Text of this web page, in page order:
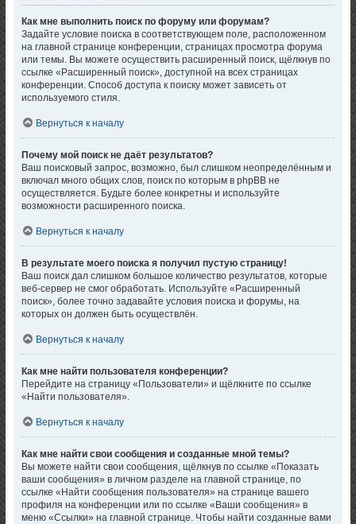
Как мне выполнить поиск по форуму или форумам?
Задайте условие поиска в соответствующем поле, расположенном
на главной странице конференции, страницах просмотра форума
или темы. Вы можете осуществить расширенный поиск, щёлкнув по
ссылке «Расширенный поиск», доступной на всех страницах
конференции. Способ доступа к поиску может зависеть от
используемого стиля.
Вернуться к началу
Почему мой поиск не даёт результатов?
Ваш поисковый запрос, возможно, был слишком неопределённым и
включал много общих слов, поиск по которым в phpBB не
осуществляется. Будьте более конкретны и используйте
возможности расширенного поиска.
Вернуться к началу
В результате моего поиска я получил пустую страницу!
Ваш поиск дал слишком большое количество результатов, которые
веб-сервер не смог обработать. Используйте «Расширенный
поиск», более точно задавайте условия поиска и форумы, на
которых он должен быть осуществлён.
Вернуться к началу
Как мне найти пользователя конференции?
Перейдите на страницу «Пользователи» и щёлкните по ссылке
«Найти пользователя».
Вернуться к началу
Как мне найти свои сообщения и созданные мной темы?
Вы можете найти свои сообщения, щёлкнув по ссылке «Показать
ваши сообщения» в личном разделе на главной странице, по
ссылке «Найти сообщения пользователя» на странице вашего
профиля на конференции или по ссылке «Ваши сообщения» в
меню «Ссылки» на главной странице. Чтобы найти созданные вами